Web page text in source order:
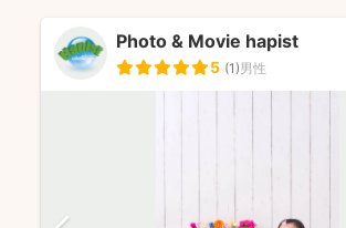
Photo & Movie hapist
5 (1)男性